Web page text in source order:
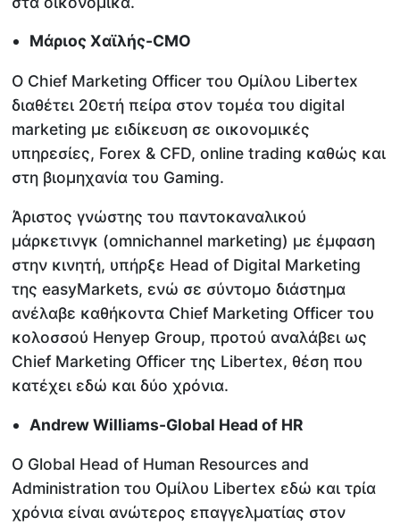
Μάριος Χαϊλής-CMO
Ο Chief Marketing Officer του Ομίλου Libertex
διαθέτει 20ετή πείρα στον τομέα του digital
marketing με ειδίκευση σε οικονομικές
υπηρεσίες, Forex & CFD, online trading καθώς και
στη βιομηχανία του Gaming.
Άριστος γνώστης του παντοκαναλικού
μάρκετινγκ (omnichannel marketing) με έμφαση
στην κινητή, υπήρξε Head of Digital Marketing
της easyMarkets, ενώ σε σύντομο διάστημα
ανέλαβε καθήκοντα Chief Marketing Officer του
κολοσσού Henyep Group, προτού αναλάβει ως
Chief Marketing Officer της Libertex, θέση που
κατέχει εδώ και δύο χρόνια.
Andrew Williams-Global Head of HR
Ο Global Head of Human Resources and
Administration του Ομίλου Libertex εδώ και τρία
χρόνια είναι ανώτερος επαγγελματίας στον